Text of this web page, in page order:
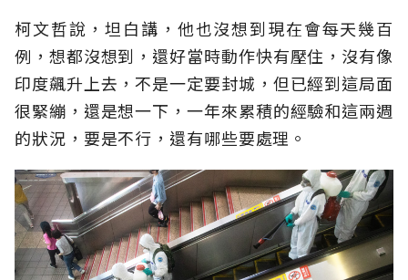
柯文哲說，坦白講，他也沒想到現在會每天幾百
例，想都沒想到，還好當時動作快有壓住，沒有像
印度飆升上去，不是一定要封城，但已經到這局面
很緊繃，還是想一下，一年來累積的經驗和這兩週
的狀況，要是不行，還有哪些要處理。